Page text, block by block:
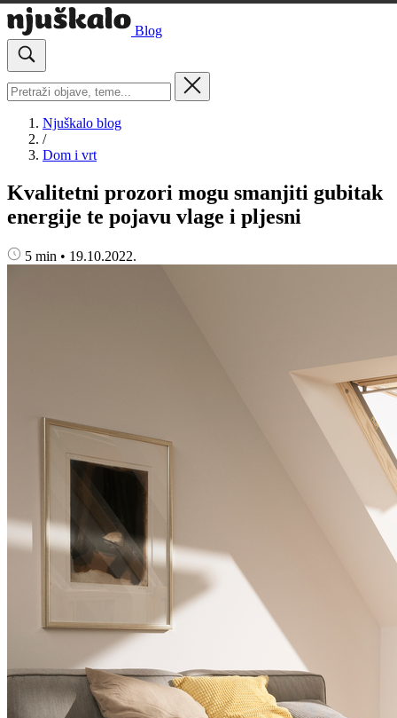
Blog
Njuškalo blog
/
Dom i vrt
Kvalitetni prozori mogu smanjiti gubitak
energije te pojavu vlage i pljesni
5 min • 19.10.2022.